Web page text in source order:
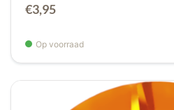
€3,95
Op voorraad